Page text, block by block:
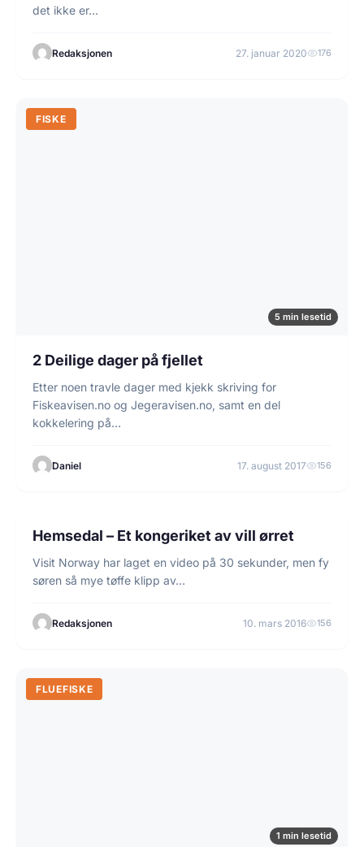
det ikke er…
Redaksjonen 27. januar 2020 176
FISKE
5 min lesetid
2 Deilige dager på fjellet
Etter noen travle dager med kjekk skriving for
Fiskeavisen.no og Jegeravisen.no, samt en del
kokkelering på…
Daniel 17. august 2017 156
FLUEFISKE
Hemsedal – Et kongeriket av vill ørret
Visit Norway har laget en video på 30 sekunder, men fy
søren så mye tøffe klipp av…
Redaksjonen 10. mars 2016 156
FLUEFISKE
1 min lesetid